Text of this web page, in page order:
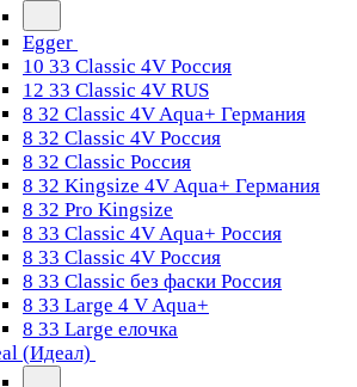
Egger
10 33 Classic 4V Россия
12 33 Classic 4V RUS
8 32 Classic 4V Aqua+ Германия
8 32 Classic 4V Россия
8 32 Classic Россия
8 32 Kingsize 4V Aqua+ Германия
8 32 Pro Kingsize
8 33 Classic 4V Aqua+ Россия
8 33 Classic 4V Россия
8 33 Classic без фаски Россия
8 33 Large 4 V Aqua+
8 33 Large елочка
(Идеал)